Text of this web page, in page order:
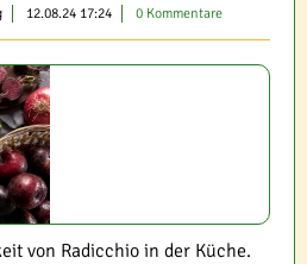
12.08.24 17:24 0 Kommentare
von Radicchio in der Küche.